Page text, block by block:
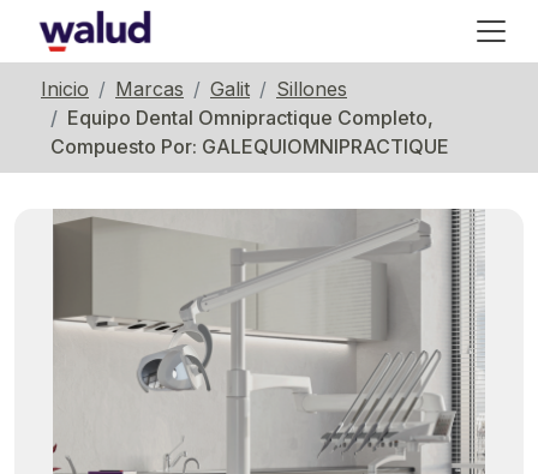
Inicio Marcas Galit
Sillones
Equipo Dental Omnipractique Completo,
Compuesto Por: GALEQUIOMNIPRACTIQUE